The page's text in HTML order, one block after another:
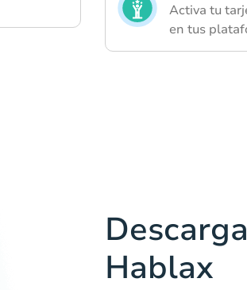
Activa tu
en tus
Hablax